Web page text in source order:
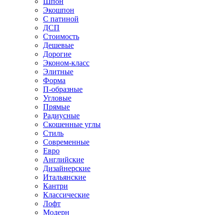
Экошпон
С патиной
ДСП
Стоимость
Дешевые
Дорогие
Эконом-класс
Элитные
Форма
П-образные
Угловые
Прямые
Радиусные
Скошенные углы
Стиль
Современные
Евро
Английские
Дизайнерские
Итальянские
Кантри
Классические
Лофт
Модерн